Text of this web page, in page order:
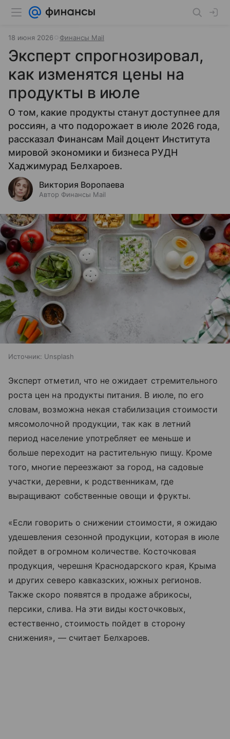
18 июня 2026 Финансы Mail
Эксперт спрогнозировал,
как изменятся цены на
продукты в июле
О том, какие продукты станут доступнее для
россиян, а что подорожает в июле 2026 года,
рассказал Финансам Mail доцент Института
мировой экономики и бизнеса РУДН
Хаджимурад Белхароев.
Виктория Воропаева
Автор Финансы Mail
Источник: Unsplash
Эксперт отметил, что не ожидает стремительного
роста цен на продукты питания. В июле, по его
словам, возможна некая стабилизация стоимости
мясомолочной продукции, так как в летний
период население употребляет ее меньше и
больше переходит на растительную пищу. Кроме
того, многие переезжают за город, на садовые
участки, деревни, к родственникам, где
выращивают собственные овощи и фрукты.
«Если говорить о снижении стоимости, я ожидаю
удешевления сезонной продукции, которая в июле
пойдет в огромном количестве. Косточковая
продукция, черешня Краснодарского края, Крыма
и других северо кавказских, южных регионов.
Также скоро появятся в продаже абрикосы,
персики, слива. На эти виды косточковых,
естественно, стоимость пойдет в сторону
снижения», — считает Белхароев.